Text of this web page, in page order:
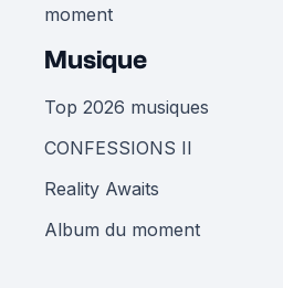
moment
Musique
Top 2026 musiques
CONFESSIONS II
Reality Awaits
Album du moment